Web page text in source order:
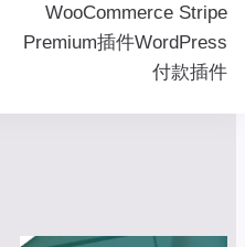
WooCommerce Stripe
Premium插件WordPress
付款插件